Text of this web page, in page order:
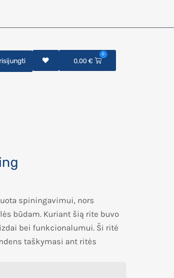
0,00 €
0
spiningavimui, nors
būdam. Kuriant šią rite buvo
bei funkcionalumui. Ši ritė
taškymasi ant ritės